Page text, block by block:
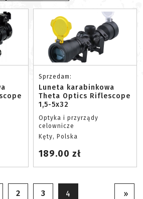
Sprzedam:
Luneta karabinkowa
Theta Optics Riflescope
1,5-5x32
Optyka i przyrządy
celownicze
Kęty, Polska
189.00 zł
2 3 4 »